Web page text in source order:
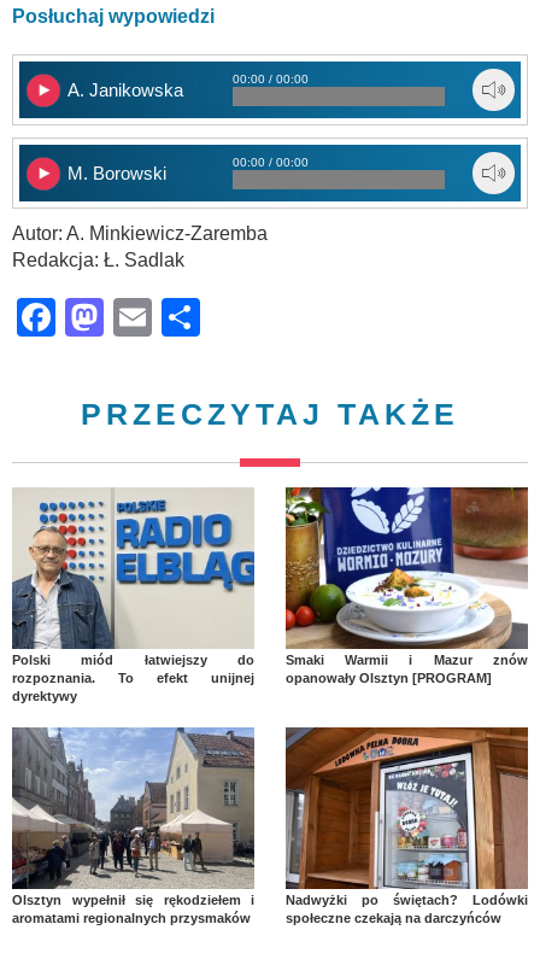
Posłuchaj wypowiedzi
A. Janikowska
00:00 / 00:00
M. Borowski
00:00 / 00:00
Autor: A. Minkiewicz-Zaremba
Redakcja: Ł. Sadlak
Facebook
Mastodon
Email
PRZECZYTAJ TAKŻE
Polski miód łatwiejszy do
rozpoznania. To efekt unijnej
dyrektywy
Smaki Warmii i Mazur znów
opanowały Olsztyn [PROGRAM]
Olsztyn wypełnił się rękodziełem i
aromatami regionalnych przysmaków
Nadwyżki po świętach? Lodówki
społeczne czekają na darczyńców